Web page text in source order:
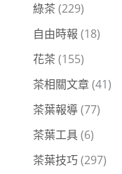
綠茶 (229)
自由時報 (18)
花茶 (155)
茶相關文章(41)
茶葉報導(77)
茶葉工具(6)
茶葉技巧(297)